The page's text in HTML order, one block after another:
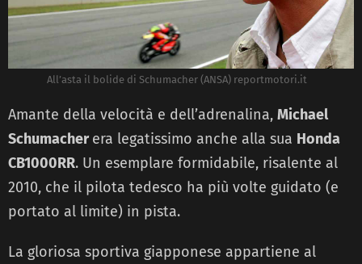
All’asta il bolide di Schumacher (ANSA) reportmotori.it
Amante della velocità e dell’adrenalina, Michael
Schumacherera legatissimo anche alla sua Honda
CB1000RR. Un esemplare formidabile, risalente al
2010, che il pilota tedesco ha più volte guidato (e
portato al limite) in pista.
La gloriosa sportiva giapponese appartiene al